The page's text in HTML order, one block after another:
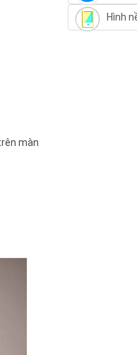
màn
Hình